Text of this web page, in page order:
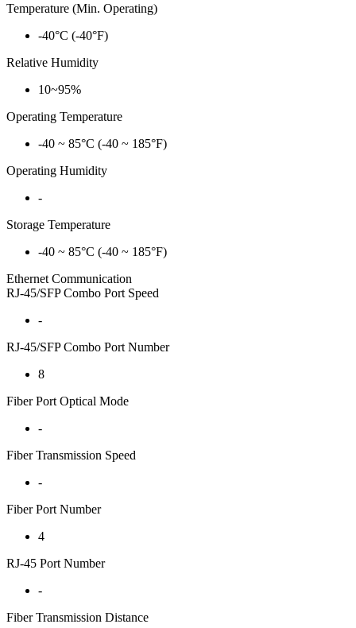
Temperature (Min. Operating)
-40°C (-40°F)
Relative Humidity
10~95%
Operating Temperature
-40 ~ 85°C (-40 ~ 185°F)
Operating Humidity
-
Storage Temperature
-40 ~ 85°C (-40 ~ 185°F)
Ethernet Communication
RJ-45/SFP Combo Port Speed
-
RJ-45/SFP Combo Port Number
8
Fiber Port Optical Mode
-
Fiber Transmission Speed
-
Fiber Port Number
4
RJ-45 Port Number
-
Fiber Transmission Distance